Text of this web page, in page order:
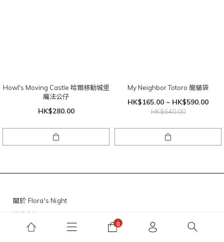
Howl's Moving Castle 哈爾移動城堡
魔法公仔
HK$280.00
My Neighbor Totoro 龍貓袋
HK$165.00 ~ HK$590.00
HK$640.00
關於 Flora's Night
條款與細則
寄物須知